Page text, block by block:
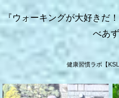
『ウォーキングが大好きだ
べあ
健康習慣ラボ【